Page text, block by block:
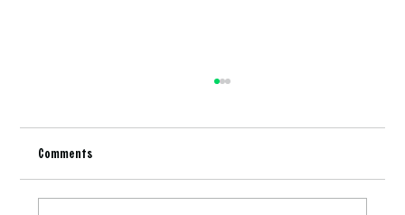
Comments